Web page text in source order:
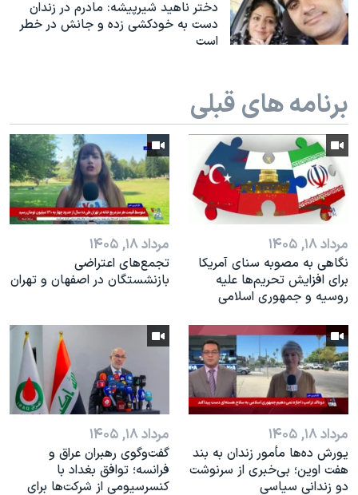
نرگس محمدی برنده جایزه نوبل صلح
سفر پرزیدنت ترامپ به چین
دختر ناهید شیرپیشه: مادرم در زندان
دست به خودکشی زده و جانش در خطر
است
برنامه های قبلی
مرداد ۱۸, ۱۴۰۵
نگاهی به مصوبه سنای آمریکا
برای افزایش تحریم‌ها علیه
روسیه و جمهوری اسلامی
مرداد ۱۸, ۱۴۰۵
تجمع‌های اعتراضی
بازنشستگان در اصفهان و تهران
مرداد ۱۸, ۱۴۰۵
یورش ده‌ها مأمور زندان به بند
هفت اوین؛ بی‌خبری از سرنوشت
دو زندانی سیاسی
مرداد ۱۸, ۱۴۰۵
گفت‌وگوی رهبران عراق و
فرانسه؛ توافق بغداد با
کنسرسیومی از شرکت‌ها برای